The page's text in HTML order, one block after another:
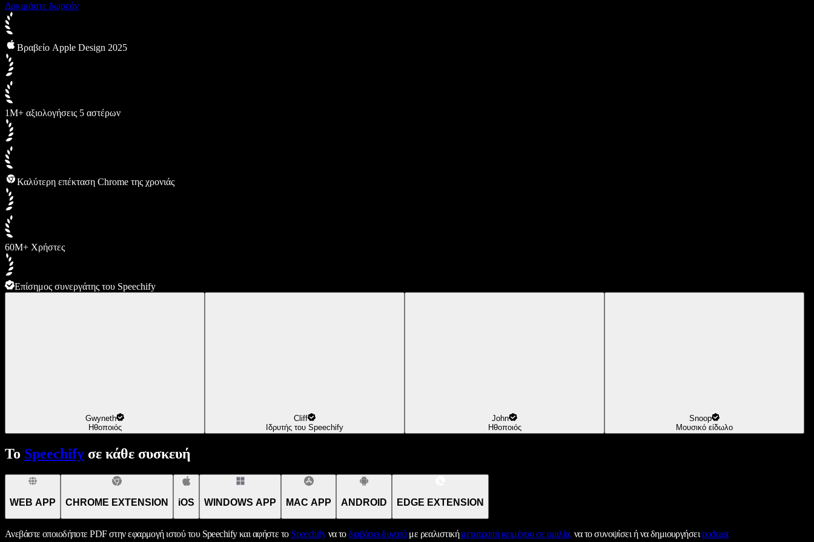
Δοκιμάστε δωρεάν
Βραβείο Apple Design 2025
1M+ αξιολογήσεις 5 αστέρων
Καλύτερη επέκταση Chrome της χρονιάς
60M+ Χρήστες
Επίσημος συνεργάτης του Speechify
Gwyneth
Ηθοποιός
Cliff
Ιδρυτής του Speechify
John
Ηθοποιός
Snoop
Μουσικό είδωλο
Το Speechify σε κάθε συσκευή
WEB APP CHROME EXTENSION iOS WINDOWS APP MAC APP ANDROID EDGE EXTENSION
Ανεβάστε οποιοδήποτε PDF στην εφαρμογή ιστού του Speechify και αφήστε το Speechifyνα τοδιαβάσει δυνατάμε ρεαλιστικήμετατροπή κειμένου σε ομιλία, να το συνοψίσει ή να δημιουργήσειpodcast